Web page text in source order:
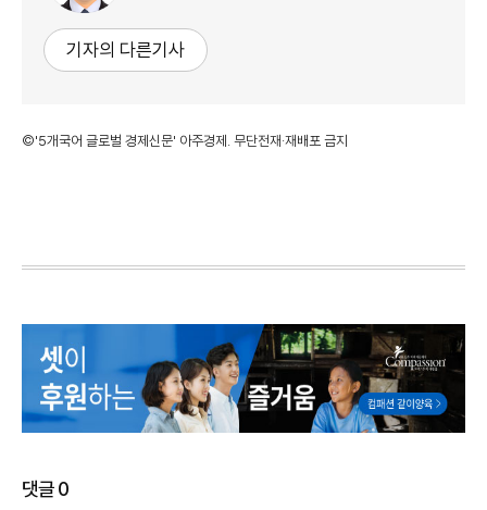
기자의 다른기사
©'5개국어 글로벌 경제신문' 아주경제. 무단전재·재배포 금지
댓글0